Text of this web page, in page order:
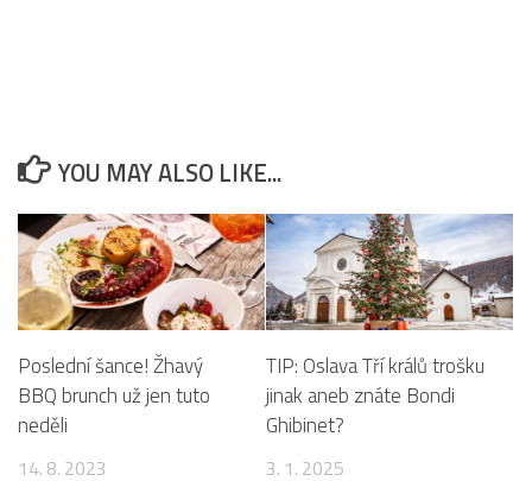
YOU MAY ALSO LIKE...
Poslední šance! Žhavý
BBQ brunch už jen tuto
neděli
14. 8. 2023
TIP: Oslava Tří králů trošku
jinak aneb znáte Bondi
Ghibinet?
3. 1. 2025